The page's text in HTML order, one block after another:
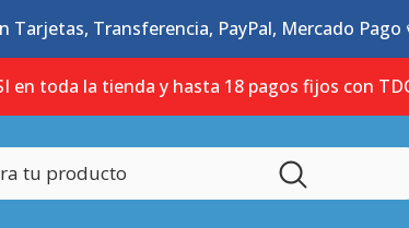
Tarjetas, Transferencia, PayPal, Mercado
en toda la tienda y hasta 18 pagos fijos con